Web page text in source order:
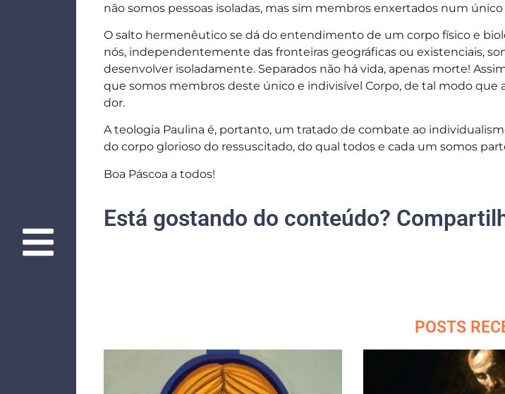
não somos pessoas isoladas, mas sim membros enxertados num único
O salto hermenêutico se dá do entendimento de um corpo físico e
nós, independentemente das fronteiras geográficas ou existenciais,
desenvolver isoladamente. Separados não há vida, apenas morte!
que somos membros deste único e indivisível Corpo, de tal modo que
dor.
A teologia Paulina é, portanto, um tratado de combate ao
do corpo glorioso do ressuscitado, do qual todos e cada um somos
Boa Páscoa a todos!
Está gostando do conteúdo?
POSTS